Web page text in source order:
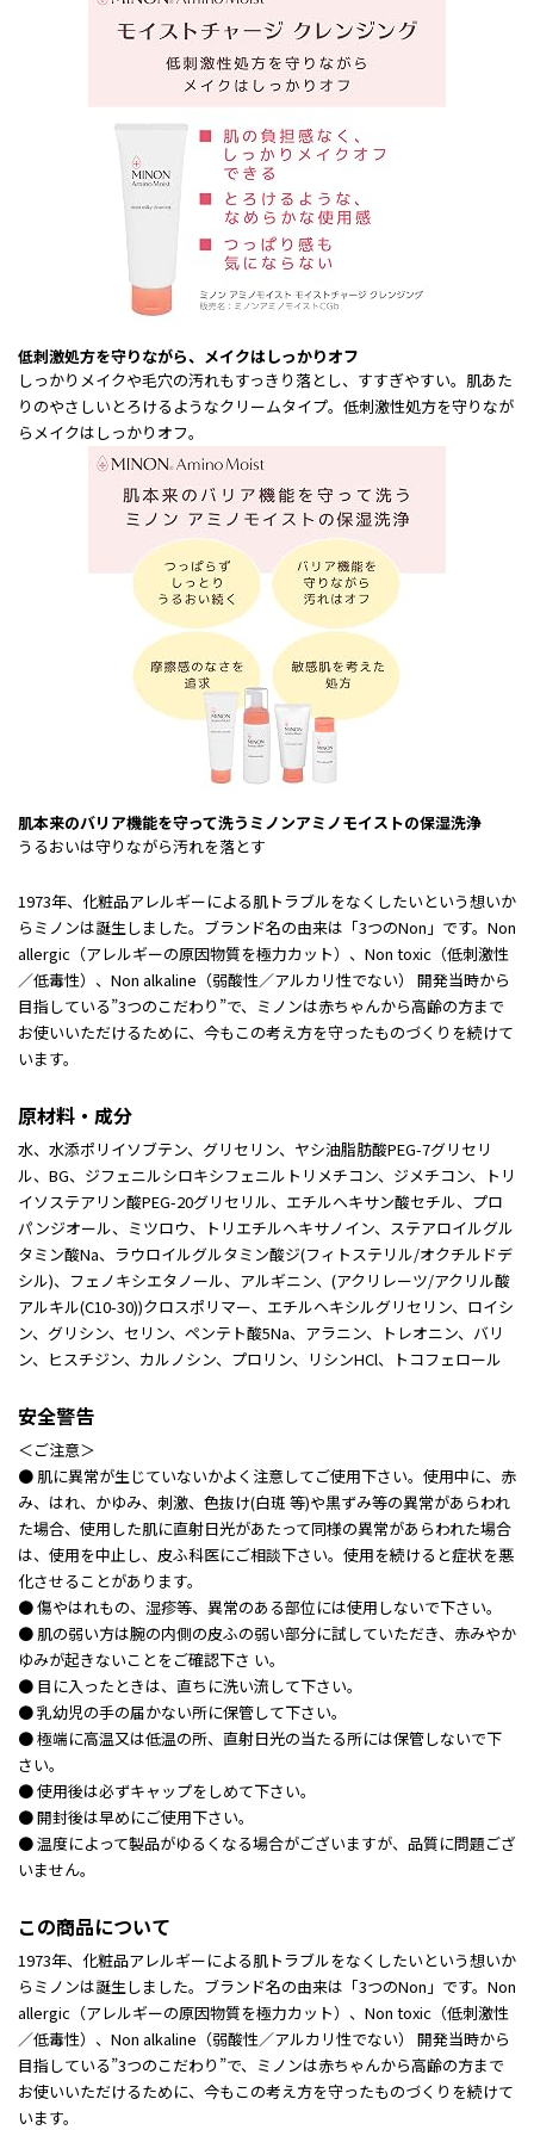
低刺激処方を守りながら、メイクはしっかりオフ
しっかりメイクや毛穴の汚れもすっきり落とし、すすぎやすい。肌あた
りのやさしいとろけるようなクリームタイプ。低刺激性処方を守りなが
らメイクはしっかりオフ​。​​
肌本来のバリア機能を守って洗うミノンアミノモイストの保湿洗浄
うるおいは守りながら汚れを落とす
1973年、化粧品アレルギーによる肌トラブルをなくしたいという想いか
らミノンは誕生しました。ブランド名の由来は「3つのNon」です。Non
allergic（アレルギーの原因物質を極力カット）、Non toxic（低刺激性
／低毒性）、Non alkaline（弱酸性／アルカリ性でない） 開発当時から
目指している”3つのこだわり”で、ミノンは赤ちゃんから高齢の方まで
お使いいただけるために、今もこの考え方を守ったものづくりを続けて
います。
原材料・成分
水、水添ポリイソブテン、グリセリン、ヤシ油脂肪酸PEG-7グリセリ
ル、BG、ジフェニルシロキシフェニルトリメチコン、ジメチコン、トリ
イソステアリン酸PEG-20グリセリル、エチルヘキサン酸セチル、プロ
パンジオール、ミツロウ、トリエチルヘキサノイン、ステアロイルグル
タミン酸Na、ラウロイルグルタミン酸ジ(フィトステリル/オクチルドデ
シル)、フェノキシエタノール、アルギニン、(アクリレーツ/アクリル酸
アルキル(C10-30))クロスポリマー、エチルヘキシルグリセリン、ロイシ
ン、グリシン、セリン、ペンテト酸5Na、アラニン、トレオニン、バリ
ン、ヒスチジン、カルノシン、プロリン、リシンHCl、トコフェロール
安全警告
＜ご注意＞
● 肌に異常が生じていないかよく注意してご使用下さい。使用中に、赤
み、はれ、かゆみ、刺激、色抜け(白斑 等)や黒ずみ等の異常があらわれ
た場合、使用した肌に直射日光があたって同様の異常があらわれた場合
は、使用を中止し、皮ふ科医にご相談下さい。使用を続けると症状を悪
化させることがあります。
● 傷やはれもの、湿疹等、異常のある部位には使用しないで下さい。
● 肌の弱い方は腕の内側の皮ふの弱い部分に試していただき、赤みやか
ゆみが起きないことをご確認下さ い。
● 目に入ったときは、直ちに洗い流して下さい。
● 乳幼児の手の届かない所に保管して下さい。
● 極端に高温又は低温の所、直射日光の当たる所には保管しないで下
さい。
● 使用後は必ずキャップをしめて下さい。
● 開封後は早めにご使用下さい。
● 温度によって製品がゆるくなる場合がございますが、品質に問題ござ
いません。
この商品について
1973年、化粧品アレルギーによる肌トラブルをなくしたいという想いか
らミノンは誕生しました。ブランド名の由来は「3つのNon」です。Non
allergic（アレルギーの原因物質を極力カット）、Non toxic（低刺激性
／低毒性）、Non alkaline（弱酸性／アルカリ性でない） 開発当時から
目指している”3つのこだわり”で、ミノンは赤ちゃんから高齢の方まで
お使いいただけるために、今もこの考え方を守ったものづくりを続けて
います。